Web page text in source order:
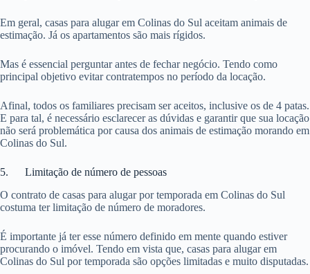
Em geral, casas para alugar em Colinas do Sul aceitam animais de
estimação. Já os apartamentos são mais rígidos.
Mas é essencial perguntar antes de fechar negócio. Tendo como
principal objetivo evitar contratempos no período da locação.
Afinal, todos os familiares precisam ser aceitos, inclusive os de 4 patas.
E para tal, é necessário esclarecer as dúvidas e garantir que sua locação
não será problemática por causa dos animais de estimação morando em
Colinas do Sul.
5. Limitação de número de pessoas
O contrato de casas para alugar por temporada em Colinas do Sul
costuma ter limitação de número de moradores.
É importante já ter esse número definido em mente quando estiver
procurando o imóvel. Tendo em vista que, casas para alugar em
Colinas do Sul por temporada são opções limitadas e muito disputadas.